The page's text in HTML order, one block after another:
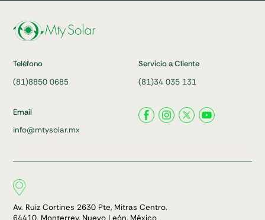
Teléfono
(81)8850 0685
Servicio a Cliente
(81)34 035 131
Email
info@mtysolar.mx
Av. Ruiz Cortines 2630 Pte, Mitras Centro.
64410. Monterrey, Nuevo León, México